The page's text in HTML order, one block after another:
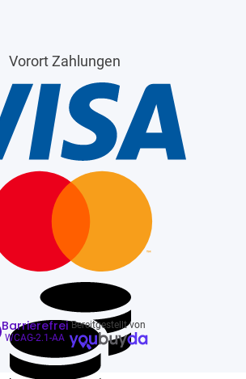
Vorort Zahlungen
Barrierefrei
WCAG-2.1-AA
Bereitgestellt von